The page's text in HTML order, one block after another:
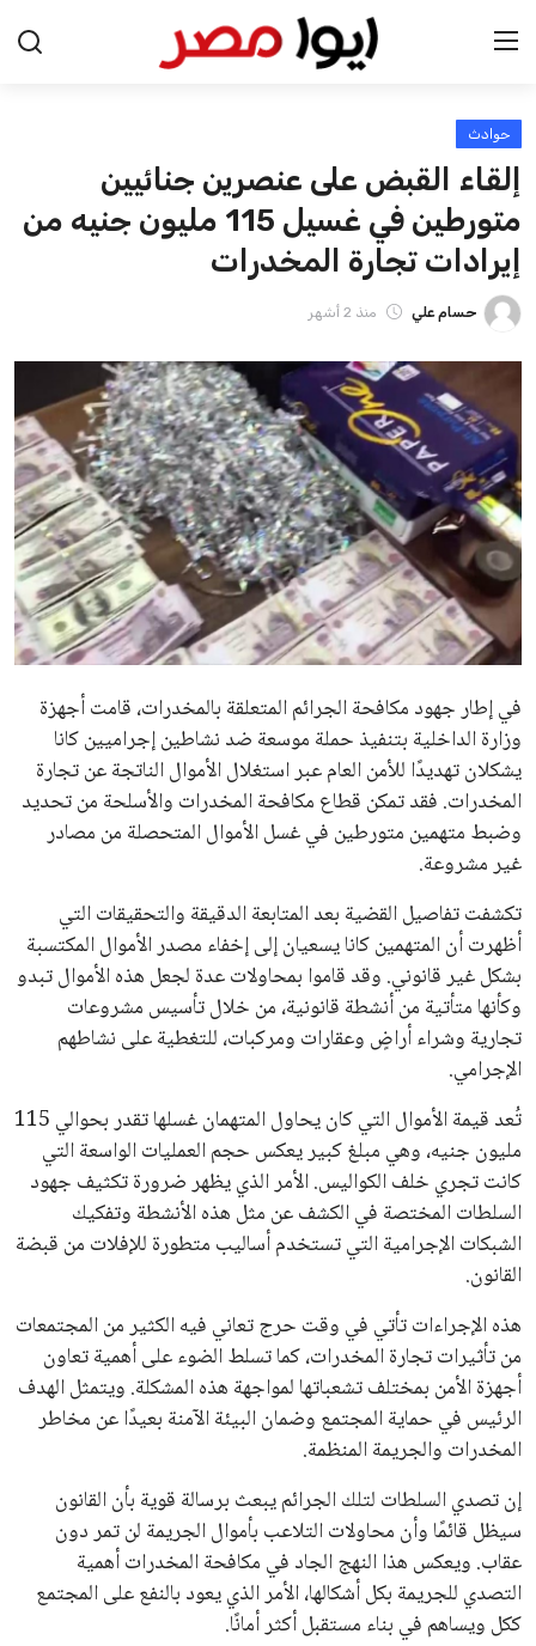
الرئيسية
اخبار مصر
عرب وعالم
اقتصاد
اخبار الرياضة
منوعات
فن وثقافة
علوم وتكنولوجيا
المرأة والجمال
محافظات
حوادث
إلقاء القبض على عنصرين جنائيين
متورطين في غسيل 115 مليون جنيه من
إيرادات تجارة المخدرات
حسام علي منذ 2 أشهر
في إطار جهود مكافحة الجرائم المتعلقة بالمخدرات، قامت أجهزة
وزارة الداخلية بتنفيذ حملة موسعة ضد نشاطين إجراميين كانا
يشكلان تهديدًا للأمن العام عبر استغلال الأموال الناتجة عن تجارة
المخدرات. فقد تمكن قطاع مكافحة المخدرات والأسلحة من تحديد
وضبط متهمين متورطين في غسل الأموال المتحصلة من مصادر
غير مشروعة.
تكشفت تفاصيل القضية بعد المتابعة الدقيقة والتحقيقات التي
أظهرت أن المتهمين كانا يسعيان إلى إخفاء مصدر الأموال المكتسبة
بشكل غير قانوني. وقد قاموا بمحاولات عدة لجعل هذه الأموال تبدو
وكأنها متأتية من أنشطة قانونية، من خلال تأسيس مشروعات
تجارية وشراء أراضٍ وعقارات ومركبات، للتغطية على نشاطهم
الإجرامي.
تُعد قيمة الأموال التي كان يحاول المتهمان غسلها تقدر بحوالي 115
مليون جنيه، وهي مبلغ كبير يعكس حجم العمليات الواسعة التي
كانت تجري خلف الكواليس. الأمر الذي يظهر ضرورة تكثيف جهود
السلطات المختصة في الكشف عن مثل هذه الأنشطة وتفكيك
الشبكات الإجرامية التي تستخدم أساليب متطورة للإفلات من قبضة
القانون.
هذه الإجراءات تأتي في وقت حرج تعاني فيه الكثير من المجتمعات
من تأثيرات تجارة المخدرات، كما تسلط الضوء على أهمية تعاون
أجهزة الأمن بمختلف تشعباتها لمواجهة هذه المشكلة. ويتمثل الهدف
الرئيس في حماية المجتمع وضمان البيئة الآمنة بعيدًا عن مخاطر
المخدرات والجريمة المنظمة.
إن تصدي السلطات لتلك الجرائم يبعث برسالة قوية بأن القانون
سيظل قائمًا وأن محاولات التلاعب بأموال الجريمة لن تمر دون
عقاب. ويعكس هذا النهج الجاد في مكافحة المخدرات أهمية
التصدي للجريمة بكل أشكالها، الأمر الذي يعود بالنفع على المجتمع
ككل ويساهم في بناء مستقبل أكثر أمانًا.